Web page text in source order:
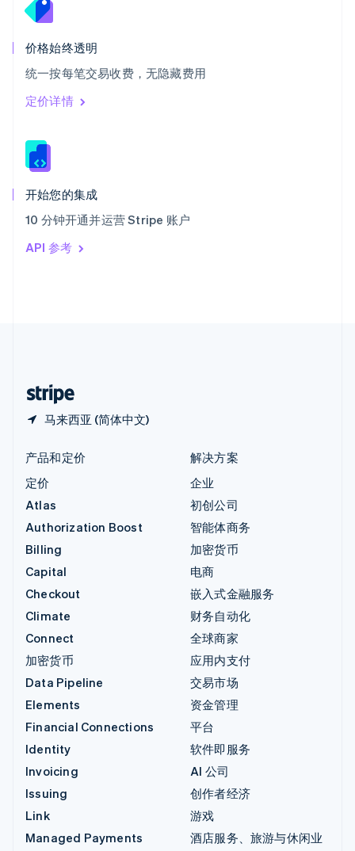
价格始终透明
统一按每笔交易收费，无隐藏费用
定价详情
开始您的集成
10 分钟开通并运营 Stripe 账户
API 参考
马来西亚 (简体中文)
泰国
ไทย
希腊
English
西班牙
Español
新加坡
新西兰
匈牙利
English
ItalianoEnglish
印度
English
产品和定价
定价
Atlas
Authorization Boost
Billing
Capital
Checkout
Climate
Connect
加密货币
Data Pipeline
Elements
Financial Connections
Identity
Invoicing
Issuing
Link
Managed Payments
解决方案
企业
初创公司
智能体商务
加密货币
电商
嵌入式金融服务
财务自动化
全球商家
应用内支付
交易市场
资金管理
平台
软件即服务
AI 公司
创作者经济
游戏
酒店服务、旅游与休闲业